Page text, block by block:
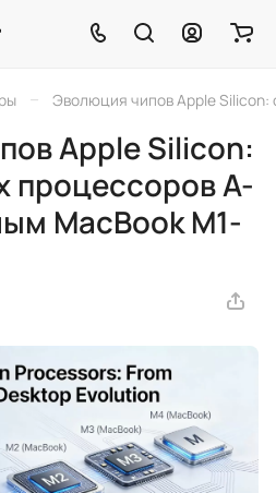
– Эволюция чипов Apple
Apple Silicon:
процессоров A-
MacBook M1-